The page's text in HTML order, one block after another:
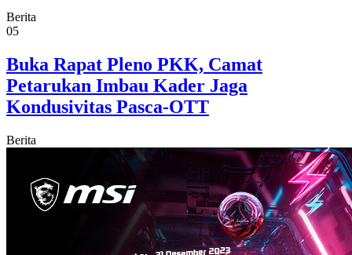
Berita
05
Buka Rapat Pleno PKK, Camat
Petarukan Imbau Kader Jaga
Kondusivitas Pasca-OTT
Berita